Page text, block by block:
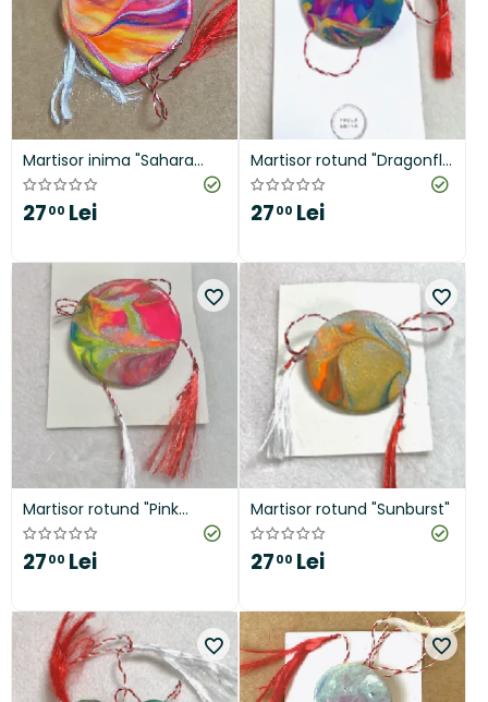
Martisor inima "Sahara
Waves"
2700 Lei
Martisor rotund "Dragonfly
Wings"
2700 Lei
Martisor rotund "Pink
Garden"
2700 Lei
Martisor rotund "Sunburst"
2700 Lei